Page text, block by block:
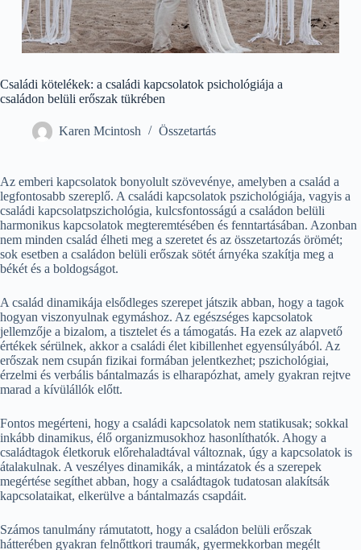
Családi kötelékek: a családi kapcsolatok psichológiája a
családon belüli erőszak tükrében
Karen Mcintosh Összetartás
Az emberi kapcsolatok bonyolult szövevénye, amelyben a család a
legfontosabb szereplő. A családi kapcsolatok pszichológiája, vagyis a
családi kapcsolatpszichológia, kulcsfontosságú a családon belüli
harmonikus kapcsolatok megteremtésében és fenntartásában. Azonban
nem minden család élheti meg a szeretet és az összetartozás örömét;
sok esetben a családon belüli erőszak sötét árnyéka szakítja meg a
békét és a boldogságot.
A család dinamikája elsődleges szerepet játszik abban, hogy a tagok
hogyan viszonyulnak egymáshoz. Az egészséges kapcsolatok
jellemzője a bizalom, a tisztelet és a támogatás. Ha ezek az alapvető
értékek sérülnek, akkor a családi élet kibillenhet egyensúlyából. Az
erőszak nem csupán fizikai formában jelentkezhet; pszichológiai,
érzelmi és verbális bántalmazás is elharapózhat, amely gyakran rejtve
marad a kívülállók előtt.
Fontos megérteni, hogy a családi kapcsolatok nem statikusak; sokkal
inkább dinamikus, élő organizmusokhoz hasonlíthatók. Ahogy a
családtagok életkoruk előrehaladtával változnak, úgy a kapcsolatok is
átalakulnak. A veszélyes dinamikák, a mintázatok és a szerepek
megértése segíthet abban, hogy a családtagok tudatosan alakítsák
kapcsolataikat, elkerülve a bántalmazás csapdáit.
Számos tanulmány rámutatott, hogy a családon belüli erőszak
hátterében gyakran felnőttkori traumák, gyermekkorban megélt